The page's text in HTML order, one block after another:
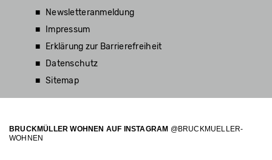
Newsletteranmeldung
Impressum
Erklärung zur Barrierefreiheit
Datenschutz
Sitemap
BRUCKMÜLLER WOHNEN AUF INSTAGRAM @BRUCKMUELLER-
WOHNEN